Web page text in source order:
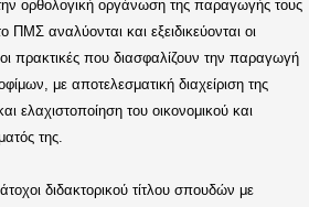
ορθολογική οργάνωση της παραγωγής τους
ΠΜΣ αναλύονται και εξειδικεύονται οι
πρακτικές που διασφαλίζουν την παραγωγή
με αποτελεσματική διαχείριση της
ελαχιστοποίηση του οικονομικού και
της.
διδακτορικού τίτλου σπουδών με